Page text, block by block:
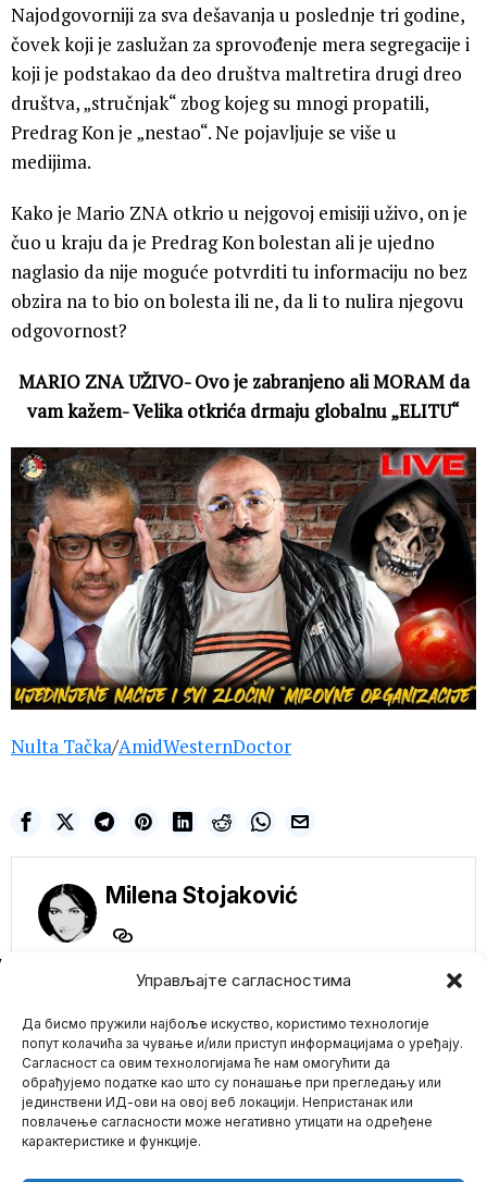
Управљајте сагласностима
Да бисмо пружили најбоље искуство, користимо технологије
попут колачића за чување и/или приступ информацијама о уређају.
Сагласност са овим технологијама ће нам омогућити да
обрађујемо податке као што су понашање при прегледању или
јединствени ИД-ови на овој веб локацији. Непристанак или
повлачење сагласности може негативно утицати на одређене
карактеристике и функције.
Najodgovorniji za sva dešavanja u poslednje tri godine,
čovek koji je zaslužan za sprovođenje mera segregacije i
koji je podstakao da deo društva maltretira drugi dreo
društva, „stručnjak“ zbog kojeg su mnogi propatili,
Predrag Kon je „nestao“. Ne pojavljuje se više u
medijima.
Kako je Mario ZNA otkrio u nejgovoj emisiji uživo, on je
čuo u kraju da je Predrag Kon bolestan ali je ujedno
naglasio da nije moguće potvrditi tu informaciju no bez
obzira na to bio on bolesta ili ne, da li to nulira njegovu
odgovornost?
MARIO ZNA UŽIVO- Ovo je zabranjeno ali MORAM da
vam kažem- Velika otkrića drmaju globalnu „ELITU“
Nulta Tačka/AmidWesternDoctor
Milena Stojaković
Mario zna Youtube
Impressum
ZAKLJUČAVANJE
NAM JE POKAZALO
KOLIKO JE ZAISTA
OPASAN SOCIAJLNI
INŽINJERING
Od početka plandemije
Kovid 19, vlade širom
sveta, zajedno sa